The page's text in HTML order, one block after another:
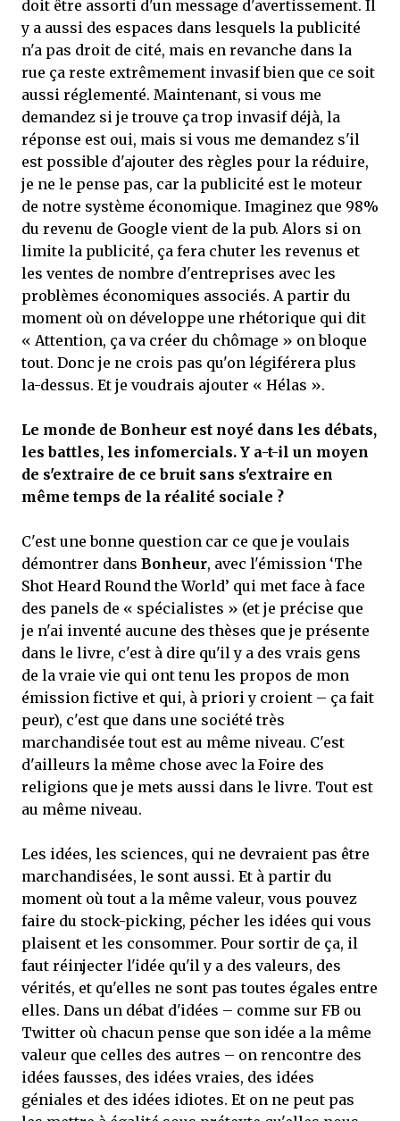
doit être assorti d'un message d'avertissement. Il
y a aussi des espaces dans lesquels la publicité
n'a pas droit de cité, mais en revanche dans la
rue ça reste extrêmement invasif bien que ce soit
aussi réglementé. Maintenant, si vous me
demandez si je trouve ça trop invasif déjà, la
réponse est oui, mais si vous me demandez s'il
est possible d'ajouter des règles pour la réduire,
je ne le pense pas, car la publicité est le moteur
de notre système économique. Imaginez que 98%
du revenu de Google vient de la pub. Alors si on
limite la publicité, ça fera chuter les revenus et
les ventes de nombre d'entreprises avec les
problèmes économiques associés. A partir du
moment où on développe une rhétorique qui dit
« Attention, ça va créer du chômage » on bloque
tout. Donc je ne crois pas qu'on légiférera plus
la-dessus. Et je voudrais ajouter « Hélas ».
Le monde de Bonheur est noyé dans les débats,
les battles, les infomercials. Y a-t-il un moyen
de s'extraire de ce bruit sans s'extraire en
même temps de la réalité sociale ?
C'est une bonne question car ce que je voulais
démontrer dans Bonheur, avec l'émission ‘The
Shot Heard Round the World’ qui met face à face
des panels de « spécialistes » (et je précise que
je n'ai inventé aucune des thèses que je présente
dans le livre, c'est à dire qu'il y a des vrais gens
de la vraie vie qui ont tenu les propos de mon
émission fictive et qui, à priori y croient – ça fait
peur), c'est que dans une société très
marchandisée tout est au même niveau. C'est
d'ailleurs la même chose avec la Foire des
religions que je mets aussi dans le livre. Tout est
au même niveau.
Les idées, les sciences, qui ne devraient pas être
marchandisées, le sont aussi. Et à partir du
moment où tout a la même valeur, vous pouvez
faire du stock-picking, pécher les idées qui vous
plaisent et les consommer. Pour sortir de ça, il
faut réinjecter l'idée qu'il y a des valeurs, des
vérités, et qu'elles ne sont pas toutes égales entre
elles. Dans un débat d'idées – comme sur FB ou
Twitter où chacun pense que son idée a la même
valeur que celles des autres – on rencontre des
idées fausses, des idées vraies, des idées
géniales et des idées idiotes. Et on ne peut pas